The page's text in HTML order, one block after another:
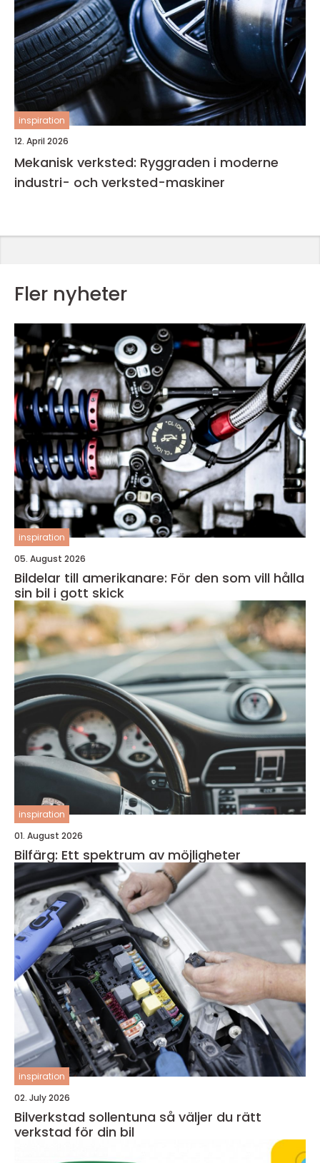
inspiration
12. April 2026
Mekanisk verksted: Ryggraden i moderne
industri- och verksted-maskiner
Fler nyheter
inspiration
05. August 2026
Bildelar till amerikanare: För den som vill hålla
sin bil i gott skick
inspiration
01. August 2026
Bilfärg: Ett spektrum av möjligheter
inspiration
02. July 2026
Bilverkstad sollentuna så väljer du rätt
verkstad för din bil